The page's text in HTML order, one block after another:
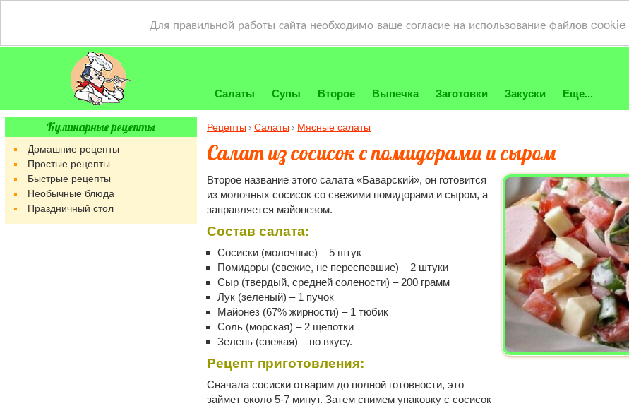
Для правильной работы сайта необходимо ваше согласие на использование файлов cookie
Салаты Супы Второе Выпечка Заготовки Закуски Еще...
Рецепты Салаты Мясные салаты
Салат из сосисок с помидорами и сыром
Второе название этого салата «Баварский», он готовится
из молочных сосисок со свежими помидорами и сыром, а
заправляется майонезом.
Состав салата:
Сосиски (молочные) – 5 штук
Помидоры (свежие, не переспевшие) – 2 штуки
Сыр (твердый, средней солености) – 200 грамм
Лук (зеленый) – 1 пучок
Майонез (67% жирности) – 1 тюбик
Соль (морская) – 2 щепотки
Зелень (свежая) – по вкусу.
Рецепт приготовления:
Сначала сосиски отварим до полной готовности, это
займет около 5-7 минут. Затем снимем упаковку с сосисок
Кулинарные рецепты
Домашние рецепты
Простые рецепты
Быстрые рецепты
Необычные блюда
Праздничный стол